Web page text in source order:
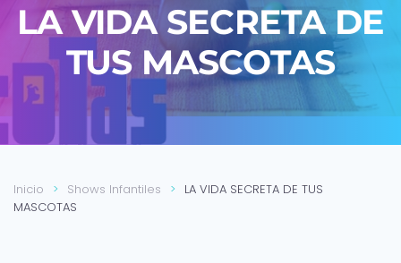
LA VIDA SECRETA DE
TUS MASCOTAS
Inicio Shows Infantiles
LA VIDA SECRETA DE TUS
MASCOTAS